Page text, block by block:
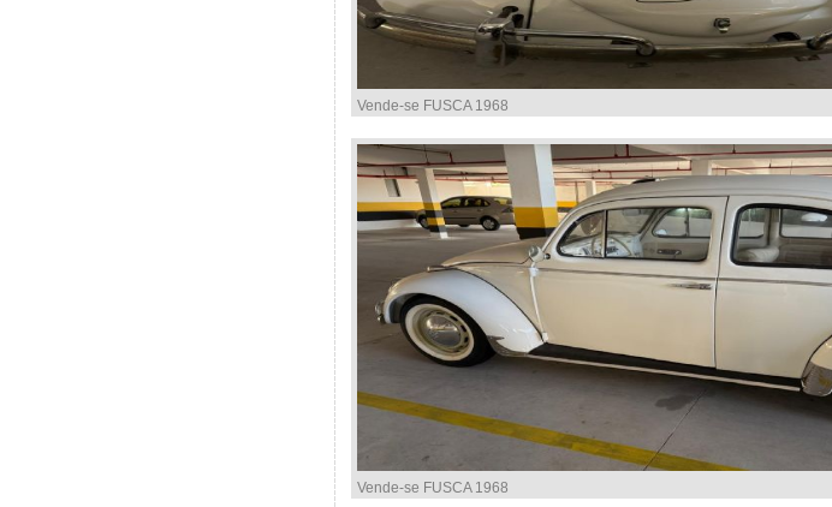
Vende-se FUSCA 1968
Vende-se FUSCA 1968